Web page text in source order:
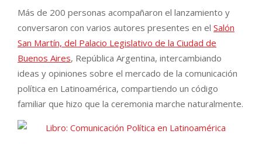
Más de 200 personas acompañaron el lanzamiento y
conversaron con varios autores presentes en el Salón
San Martín, del Palacio Legislativo de la Ciudad de
Buenos Aires, República Argentina, intercambiando
ideas y opiniones sobre el mercado de la comunicación
política en Latinoamérica, compartiendo un código
familiar que hizo que la ceremonia marche naturalmente.